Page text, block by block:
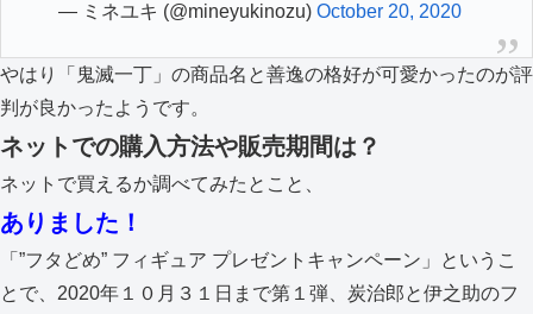
— ミネユキ (@mineyukinozu) October 20, 2020
やはり「鬼滅一丁」の商品名と善逸の格好が可愛かったのが評
判が良かったようです。
ネットでの購入方法や販売期間は？
ネットで買えるか調べてみたとこと、
ありました！
「”フタどめ” フィギュア プレゼントキャンペーン」というこ
とで、2020年１０月３１日まで第１弾、炭治郎と伊之助のフ